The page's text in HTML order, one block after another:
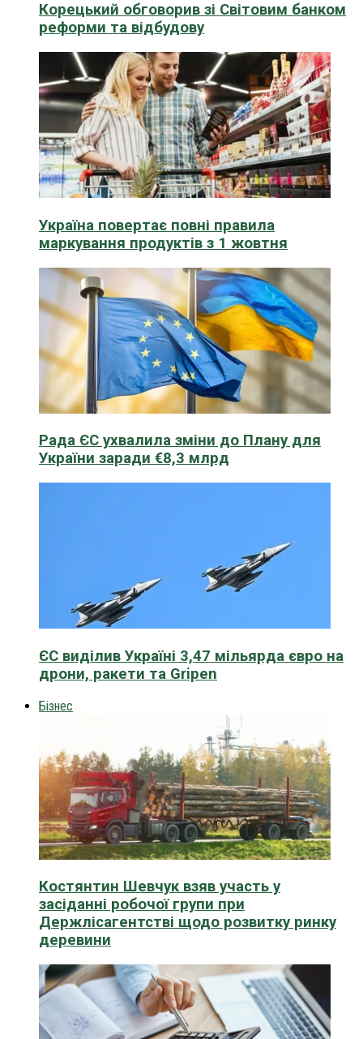
Корецький обговорив зі Світовим банком
реформи та відбудову
Україна повертає повні правила
маркування продуктів з 1 жовтня
Рада ЄС ухвалила зміни до Плану для
України заради €8,3 млрд
ЄС виділив Україні 3,47 мільярда євро на
дрони, ракети та Gripen
Бізнес
Костянтин Шевчук взяв участь у
засіданні робочої групи при
Держлісагентстві щодо розвитку ринку
деревини